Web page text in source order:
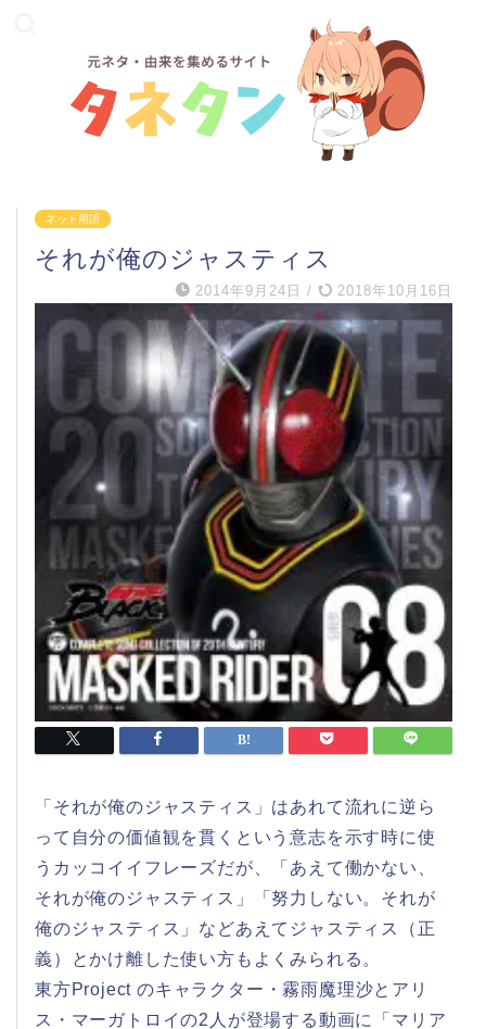
ネット用語
それが俺のジャスティス
2014年9月24日 / 2018年10月16日
「それが俺のジャスティス」はあれて流れに逆ら
って自分の価値観を貫くという意志を示す時に使
うカッコイイフレーズだが、「あえて働かない、
それが俺のジャスティス」「努力しない。それが
俺のジャスティス」などあえてジャスティス（正
義）とかけ離した使い方もよくみられる。
東方Project のキャラクター・霧雨魔理沙とアリ
ス・マーガトロイの2人が登場する動画に「マリア